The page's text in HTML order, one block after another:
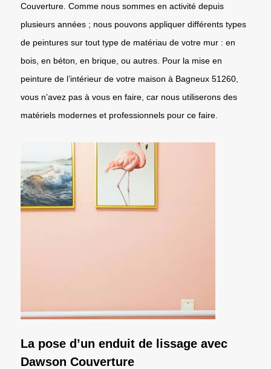
Couverture. Comme nous sommes en activité depuis
plusieurs années ; nous pouvons appliquer différents types
de peintures sur tout type de matériau de votre mur : en
bois, en béton, en brique, ou autres. Pour la mise en
peinture de l’intérieur de votre maison à Bagneux 51260,
vous n’avez pas à vous en faire, car nous utiliserons des
matériels modernes et professionnels pour ce faire.
La pose d’un enduit de lissage avec
Dawson Couverture